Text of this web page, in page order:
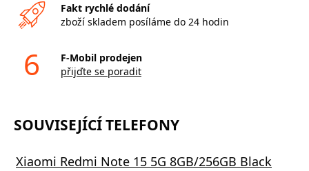
Fakt rychlé dodání
zboží skladem posíláme do 24 hodin
6
F-Mobil prodejen
přijďte se poradit
SOUVISEJÍCÍ TELEFONY
Xiaomi Redmi Note 15 5G 8GB/256GB Black